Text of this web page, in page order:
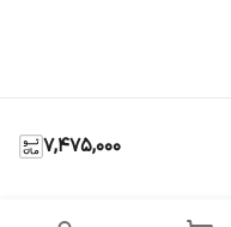
7,475,000